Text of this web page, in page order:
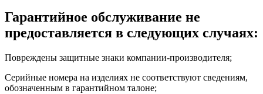
Гарантийное обслуживание не
предоставляется в следующих случаях:
Повреждены защитные знаки компании-производителя;
Серийные номера на изделиях не соответствуют сведениям,
обозначенным в гарантийном талоне;